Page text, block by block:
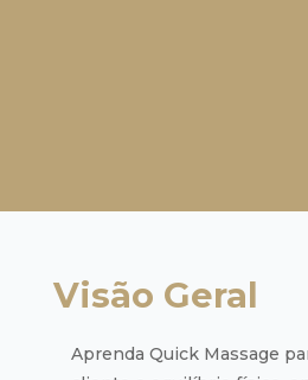
Visão Geral
Aprenda Quick Massage